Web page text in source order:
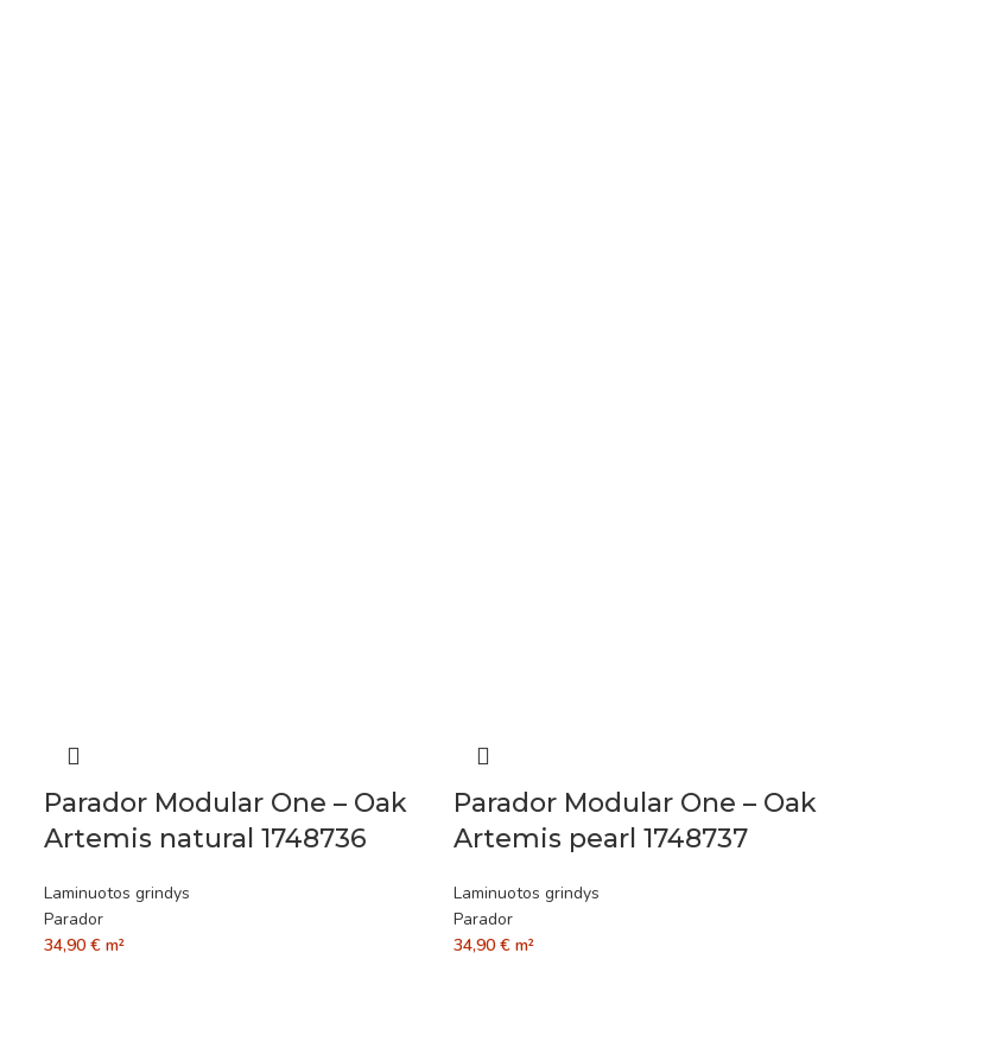
Parador Modular One – Oak
Artemis natural 1748736
Laminuotos grindys
Parador
34,90€ m²
Parador Modular One – Oak
Artemis pearl 1748737
Laminuotos grindys
Parador
34,90 € m²